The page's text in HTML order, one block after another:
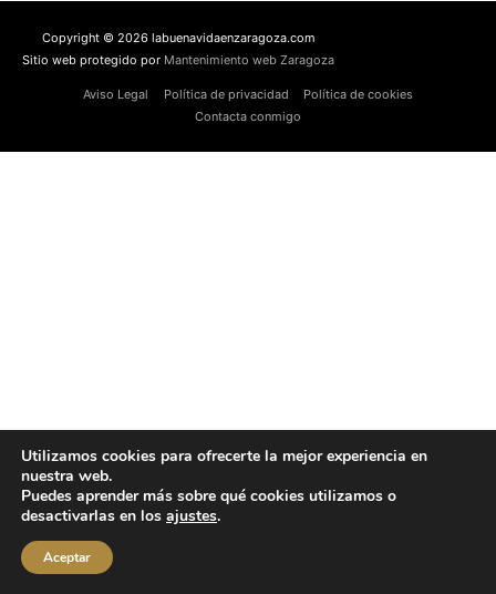
Copyright © 2026 labuenavidaenzaragoza.com
Sitio web protegido por Mantenimiento web Zaragoza
Aviso Legal Política de privacidad
Política de cookies
Contacta conmigo
Utilizamos cookies para ofrecerte la mejor experiencia en
nuestra web.
Puedes aprender más sobre qué cookies utilizamos o
desactivarlas en los ajustes.
Aceptar